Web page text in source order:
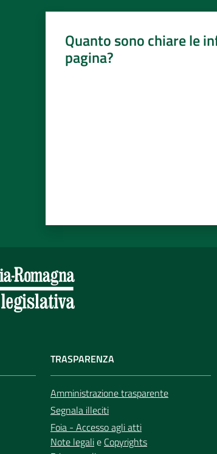
Quanto sono chiare le
pagina?
TRASPARENZA
Amministrazione trasparente
Segnala illeciti
Foia - Accesso agli atti
Note legalie Copyrights